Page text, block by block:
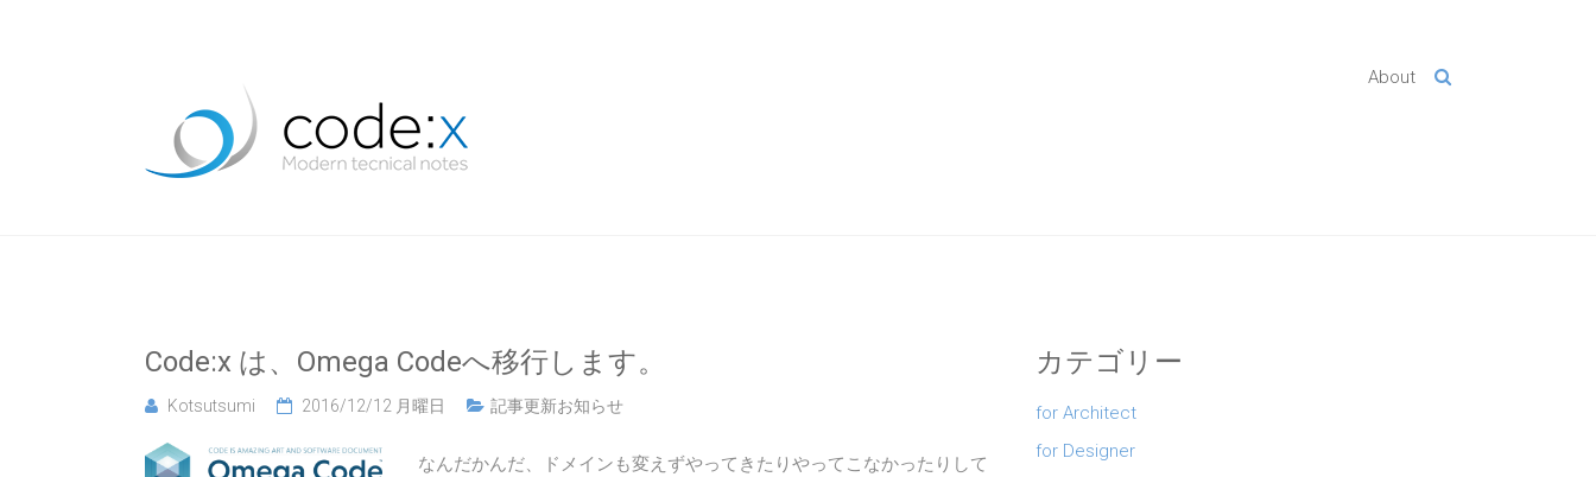
About
Code:x は、Omega Codeへ移行します。
Kotsutsumi 2016/12/12 月曜日 記事更新お知らせ
なんだかんだ、ドメインも変えずやってきたりやってこなかったりして
カテゴリー
for Architect
for Designer